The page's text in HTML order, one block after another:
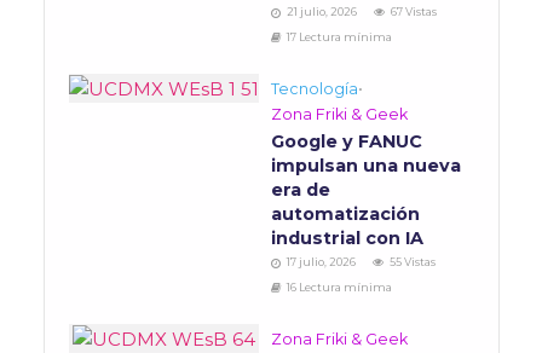
21 julio, 2026
67 Vistas
17 Lectura mínima
Tecnología•
Zona Friki & Geek
Google y FANUC
impulsan una nueva
era de
automatización
industrial con IA
17 julio, 2026
55 Vistas
16 Lectura mínima
Zona Friki & Geek